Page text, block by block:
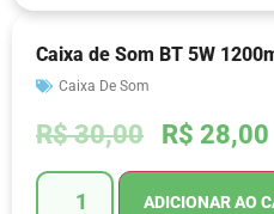
Caixa de Som BT 5W
Caixa De Som
R$30,00 R$ 28,00
ADICIONAR AO